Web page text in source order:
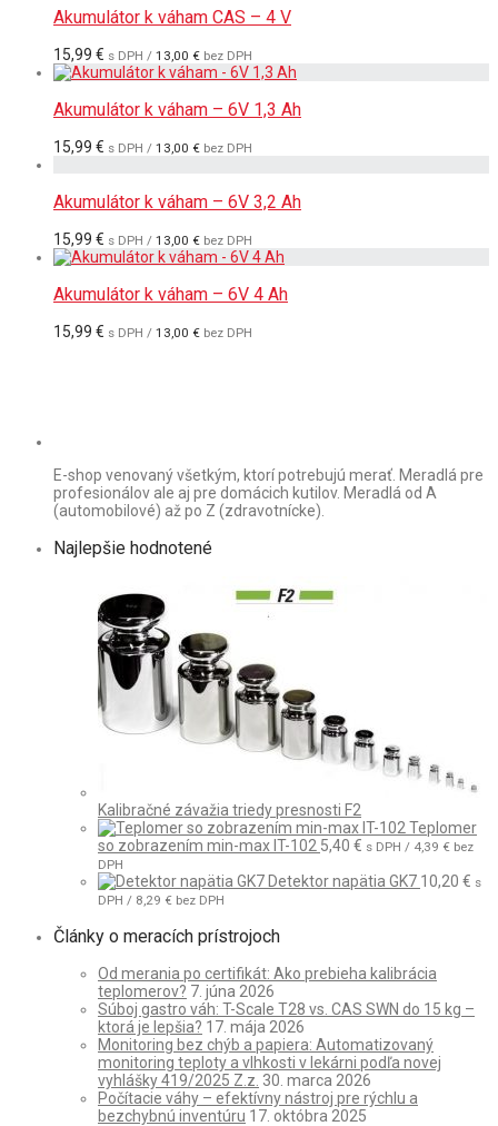
Akumulátor k váham CAS – 4 V
15,99 € s DPH / 13,00 € bez DPH
Akumulátor k váham – 6V 1,3 Ah
15,99 € s DPH / 13,00 € bez DPH
Akumulátor k váham – 6V 3,2 Ah
15,99 € s DPH / 13,00 € bez DPH
Akumulátor k váham – 6V 4 Ah
15,99 € s DPH / 13,00 € bez DPH
E-shop venovaný všetkým, ktorí potrebujú merať. Meradlá pre
profesionálov ale aj pre domácich kutilov. Meradlá od A
(automobilové) až po Z (zdravotnícke).
Najlepšie hodnotené
Kalibračné závažia triedy presnosti F2
Teplomer
so zobrazením min-max IT-102 5,40 € s DPH / 4,39 € bez
DPH
Detektor napätia GK7 10,20 € s
DPH / 8,29 € bez DPH
Články o meracích prístrojoch
Od merania po certifikát: Ako prebieha kalibrácia
teplomerov? 7. júna 2026
Súboj gastro váh: T-Scale T28 vs. CAS SWN do 15 kg –
ktorá je lepšia? 17. mája 2026
Monitoring bez chýb a papiera: Automatizovaný
monitoring teploty a vlhkosti v lekárni podľa novej
vyhlášky 419/2025 Z.z. 30. marca 2026
Počítacie váhy – efektívny nástroj pre rýchlu a
bezchybnú inventúru 17. októbra 2025